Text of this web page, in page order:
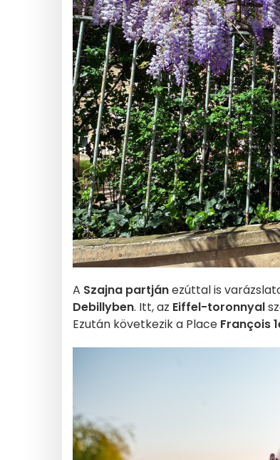
A Szajna partjánezúttal is
Debillyben. Itt, az Eiffel-toronnyal
Ezután következik a Place François